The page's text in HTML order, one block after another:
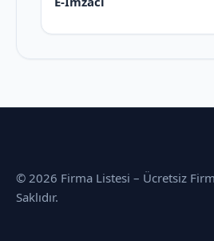
© 2026 Firma Listesi – Ücretsiz
Saklıdır.